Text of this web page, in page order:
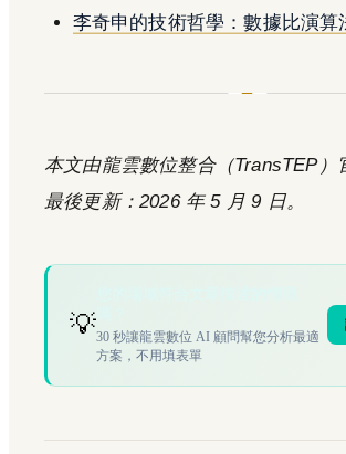
李奇申的技術哲學：數據比演算
本文由龍雲數位整合（TransTEP）
最後更新：2026 年 5 月 9 日。
💡30 秒讓龍雲數位 AI 顧問幫您分析最適
方案，不用填表單